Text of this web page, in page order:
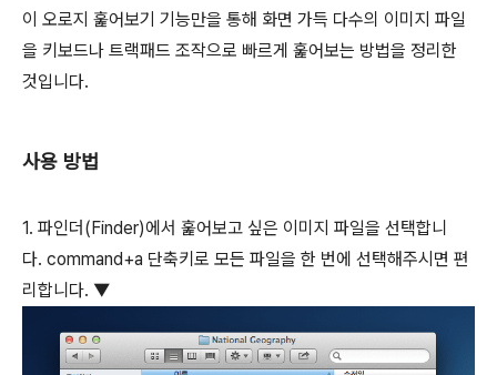
이 오로지 훑어보기 기능만을 통해 화면 가득 다수의 이미지 파일
을 키보드나 트랙패드 조작으로 빠르게 훑어보는 방법을 정리한
것입니다.
사용 방법
1. 파인더(Finder)에서 훑어보고 싶은 이미지 파일을 선택합니
다. command+a 단축키로 모든 파일을 한 번에 선택해주시면 편
리합니다. ▼